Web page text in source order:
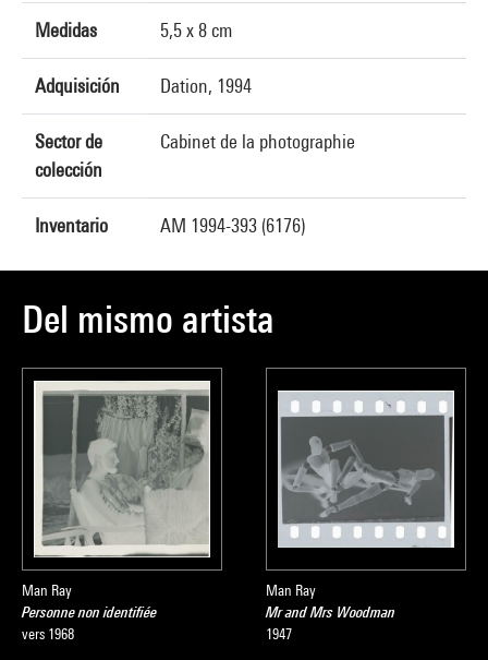
Medidas 5,5 x 8 cm
Adquisición Dation, 1994
Sector de
colección
Cabinet de la photographie
Inventario AM 1994-393 (6176)
Del mismo artista
Man Ray
Personne non identifiée
vers 1968
Man Ray
Mr and Mrs Woodman
1947